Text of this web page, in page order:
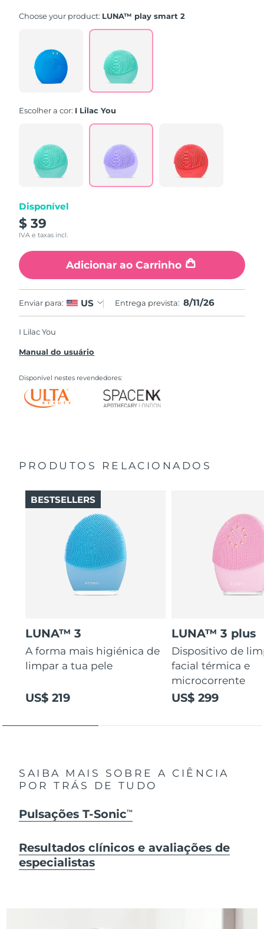
avaliação.
Read
abre
mesma
Choose your product: LUNA™ play smart 2
Escolher a cor: I Lilac You
Disponível
$ 39
IVA e taxas incl.
Adicionar ao Carrinho
Enviar para: US Entrega prevista: 8/11/26
I Lilac You
Manual do usuário
Disponível nestes revendedores:
PRODUTOS RELACIONADOS
LUNA™ 3
A forma mais higiénica de
limpar a tua pele
US$ 219
BESTSELLERS
LUNA™ 3 plus
Dispositivo de
facial térmica e
microcorrente
US$ 299
SAIBA MAIS SOBRE A CIÊNCIA
POR TRÁS DE TUDO
Pulsações T-SonicTM
Resultados clínicos e avaliações de
especialistas